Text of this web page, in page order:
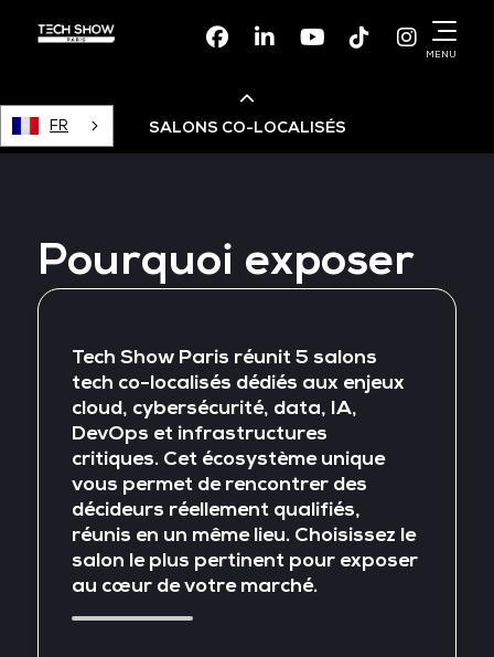
FacebookLinkedinYoutubeTikTok
MENU
FR SALONS CO-LOCALISÉS
Devops Live
Data & AI Leaders Summit
Data Centre World
Pourquoi exposer
Tech Show Paris réunit 5 salons
tech co-localisés dédiés aux enjeux
cloud, cybersécurité, data, IA,
DevOps et infrastructures
critiques. Cet écosystème unique
vous permet de rencontrer des
décideurs réellement qualifiés,
réunis en un même lieu. Choisissez le
salon le plus pertinent pour exposer
au cœur de votre marché.